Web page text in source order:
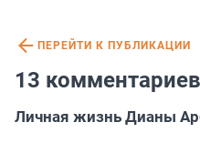
ПЕРЕЙТИ К ПУБЛИКАЦИИ
13
Личная жизнь Дианы